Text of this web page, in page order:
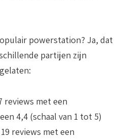
powerstation? Ja, dat
partijen zijn
reviews met een
4,4 (schaal van 1 tot 5)
19 reviews met een